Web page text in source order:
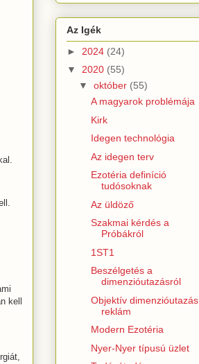
kell
Az Igék
► 2024 (24)
▼ 2020 (55)
▼ október (55)
A magyarok problémája
Kirk
Idegen technológia
Az idegen terv
Ezotéria definíció
tudósoknak
Az üldöző
Szakmai kérdés a
Próbákról
1ST1
Beszélgetés a
dimenzióutazásról
Objektív dimenzióutazás
reklám
Modern Ezotéria
Nyer-Nyer típusú üzlet